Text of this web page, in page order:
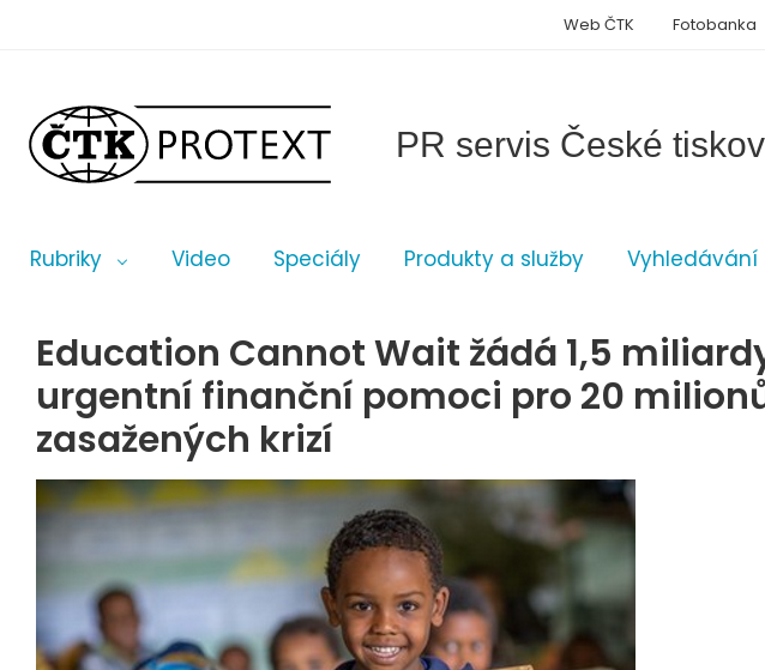
PR servis České
Rubriky Video Speciály Produkty a služby Vyhledávání
Web ČTK Fotobanka
Education Cannot Wait žádá 1,5
urgentní finanční pomoci pro 20
zasažených krizí